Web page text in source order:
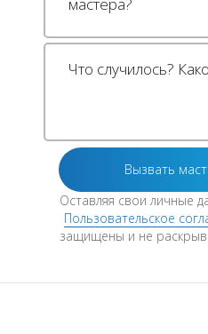
Оставляя свои личные
Пользовательское
защищены и не